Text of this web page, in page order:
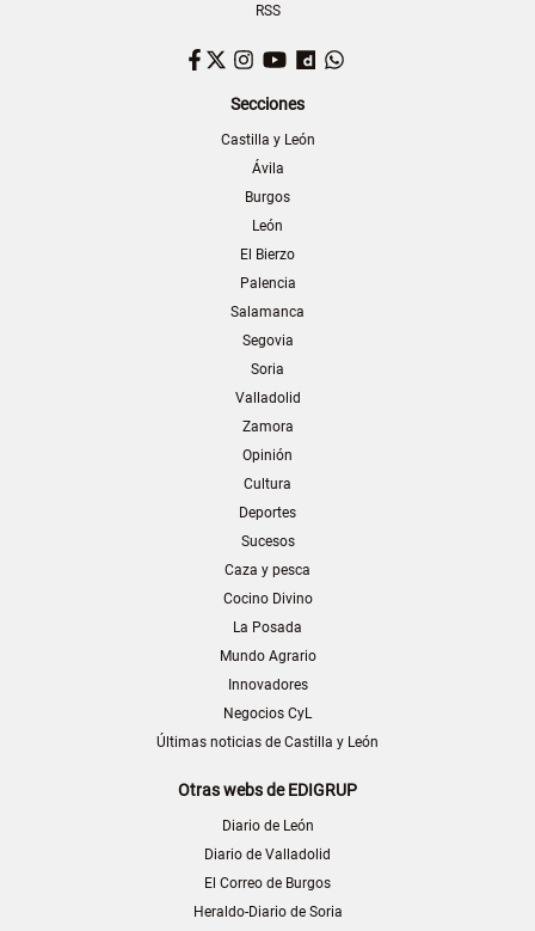
RSS
Facebook
TwitterInstagram
YouTubeDailymotion
Secciones
Castilla y León
Ávila
Burgos
León
El Bierzo
Palencia
Salamanca
Segovia
Soria
Valladolid
Zamora
Opinión
Cultura
Deportes
Sucesos
Caza y pesca
Cocino Divino
La Posada
Mundo Agrario
Innovadores
Negocios CyL
Últimas noticias de Castilla y León
Otras webs de EDIGRUP
Diario de León
Diario de Valladolid
El Correo de Burgos
Heraldo-Diario de Soria